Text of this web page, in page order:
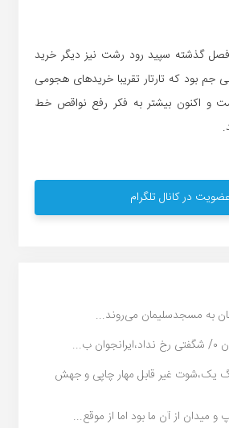
فصل گذشته سپید رود رشت نیز دیگر خرید
جم بود که تارتار تقریبا خریدهای هجومی
و اکنون بیشتر به فکر رفع نواقص خط
عضویت در کانال تلگرام
به مسجدسلیمان می‌روند...
یک،شوت غیر قابل مهار چاپی و جهش
میدان از آن ما بود اما از موقع...